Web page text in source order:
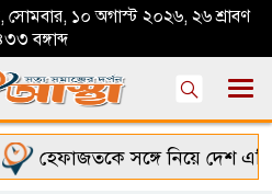
সোমবার, ১০ অগাস্ট ২০২৬, ২৬ শ্রাবণ
বঙ্গাব্দ
হেফাজতকে সঙ্গে নিয়ে দেশ এগিয়ে